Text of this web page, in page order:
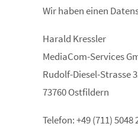
Wir haben einen
Harald Kressler
MediaCom-Services
Rudolf-Diesel-Strasse
73760 Ostfildern
Telefon: +49 (711) 5048